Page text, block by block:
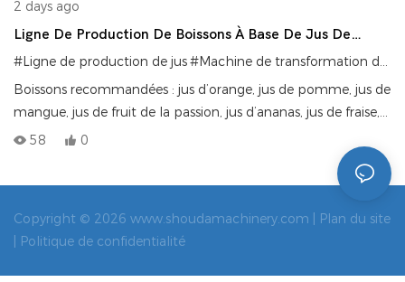
2 days ago
Ligne De Production De Boissons À Base De Jus De
Fruits Et De Légumes ; Ligne D'assemblage De
D'orange
#Ligne de production de jus#Machine de transformation des jus de fruits
Boissons recommandées : jus d’orange, jus de pomme, jus de
mangue, jus de fruit de la passion, jus d’ananas, jus de fraise,
jus de fruits et légumes mixés, boissons à base de jus
concentrés. Emballages adaptés : bouteilles en plastique
PET, bouteilles en verre, canettes en PP, bouteilles de
6 000 bouteilles par heure (lignes à grande vitesse
personnalisables jusqu'à 10 000 bouteilles par heure).
58 0
Copyright © 2026 www.shoudamachinery.com |
Plan du site
Politique de confidentialité